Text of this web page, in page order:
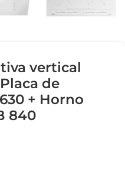
vertical
de
+ Horno
840